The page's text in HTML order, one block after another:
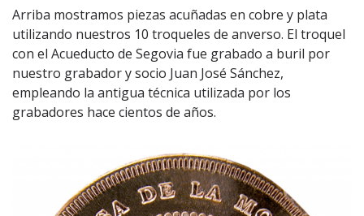
Arriba mostramos piezas acuñadas en cobre y plata
utilizando nuestros 10 troqueles de anverso. El troquel
con el Acueducto de Segovia fue grabado a buril por
nuestro grabador y socio Juan José Sánchez,
empleando la antigua técnica utilizada por los
grabadores hace cientos de años.